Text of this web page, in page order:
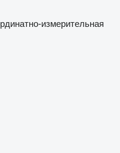
измерительная